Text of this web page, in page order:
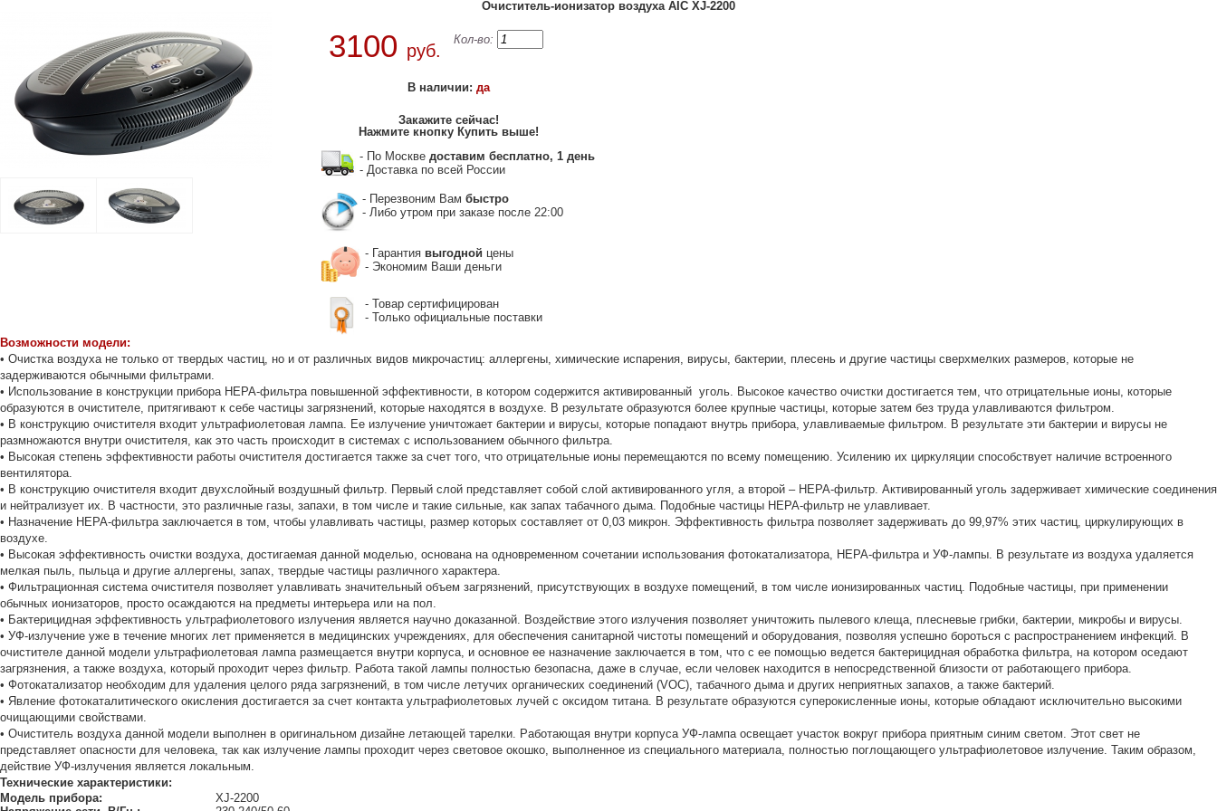
Очиститель-ионизатор воздуха AIC XJ-2200
3100 руб.
Кол-во:
В наличии: да
Закажите сейчас!
Нажмите кнопку Купить выше!
- По Москве доставим бесплатно, 1 день
- Доставка по всей России
- Перезвоним Вам быстро
- Либо утром при заказе после 22:00
- Гарантия выгодной цены
- Экономим Ваши деньги
- Товар сертифицирован
- Только официальные поставки
Возможности модели:
• Очистка воздуха не только от твердых частиц, но и от различных видов микрочастиц: аллергены, химические испарения, вирусы, бактерии, плесень и другие частицы сверхмелких размеров, которые не
задерживаются обычными фильтрами.
• Использование в конструкции прибора HEPA-фильтра повышенной эффективности, в котором содержится активированный уголь. Высокое качество очистки достигается тем, что отрицательные ионы, которые
образуются в очистителе, притягивают к себе частицы загрязнений, которые находятся в воздухе. В результате образуются более крупные частицы, которые затем без труда улавливаются фильтром.
• В конструкцию очистителя входит ультрафиолетовая лампа. Ее излучение уничтожает бактерии и вирусы, которые попадают внутрь прибора, улавливаемые фильтром. В результате эти бактерии и вирусы не
размножаются внутри очистителя, как это часть происходит в системах с использованием обычного фильтра.
• Высокая степень эффективности работы очистителя достигается также за счет того, что отрицательные ионы перемещаются по всему помещению. Усилению их циркуляции способствует наличие встроенного
вентилятора.
• В конструкцию очистителя входит двухслойный воздушный фильтр. Первый слой представляет собой слой активированного угля, а второй – HEPA-фильтр. Активированный уголь задерживает химические соединения
и нейтрализует их. В частности, это различные газы, запахи, в том числе и такие сильные, как запах табачного дыма. Подобные частицы HEPA-фильтр не улавливает.
• Назначение HEPA-фильтра заключается в том, чтобы улавливать частицы, размер которых составляет от 0,03 микрон. Эффективность фильтра позволяет задерживать до 99,97% этих частиц, циркулирующих в
воздухе.
• Высокая эффективность очистки воздуха, достигаемая данной моделью, основана на одновременном сочетании использования фотокатализатора, HEPA-фильтра и УФ-лампы. В результате из воздуха удаляется
мелкая пыль, пыльца и другие аллергены, запах, твердые частицы различного характера.
• Фильтрационная система очистителя позволяет улавливать значительный объем загрязнений, присутствующих в воздухе помещений, в том числе ионизированных частиц. Подобные частицы, при применении
обычных ионизаторов, просто осаждаются на предметы интерьера или на пол.
• Бактерицидная эффективность ультрафиолетового излучения является научно доказанной. Воздействие этого излучения позволяет уничтожить пылевого клеща, плесневые грибки, бактерии, микробы и вирусы.
• УФ-излучение уже в течение многих лет применяется в медицинских учреждениях, для обеспечения санитарной чистоты помещений и оборудования, позволяя успешно бороться с распространением инфекций. В
очистителе данной модели ультрафиолетовая лампа размещается внутри корпуса, и основное ее назначение заключается в том, что с ее помощью ведется бактерицидная обработка фильтра, на котором оседают
загрязнения, а также воздуха, который проходит через фильтр. Работа такой лампы полностью безопасна, даже в случае, если человек находится в непосредственной близости от работающего прибора.
• Фотокатализатор необходим для удаления целого ряда загрязнений, в том числе летучих органических соединений (VOC), табачного дыма и других неприятных запахов, а также бактерий.
• Явление фотокаталитического окисления достигается за счет контакта ультрафиолетовых лучей с оксидом титана. В результате образуются суперокисленные ионы, которые обладают исключительно высокими
очищающими свойствами.
• Очиститель воздуха данной модели выполнен в оригинальном дизайне летающей тарелки. Работающая внутри корпуса УФ-лампа освещает участок вокруг прибора приятным синим светом. Этот свет не
представляет опасности для человека, так как излучение лампы проходит через световое окошко, выполненное из специального материала, полностью поглощающего ультрафиолетовое излучение. Таким образом,
действие УФ-излучения является локальным.
Технические характеристики:
Модель прибора:
XJ-2200